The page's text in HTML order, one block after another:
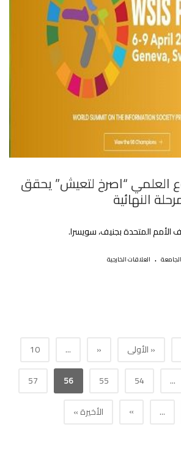
العلمي “اصرخ لتعيش” يحقق
النهائية
المتحدة بجنيف، سويسرا.
الجامعة . العلاقات الخارجية
« الأولى «
...
10
...
54
55
56
57
...
» الأخيرة »